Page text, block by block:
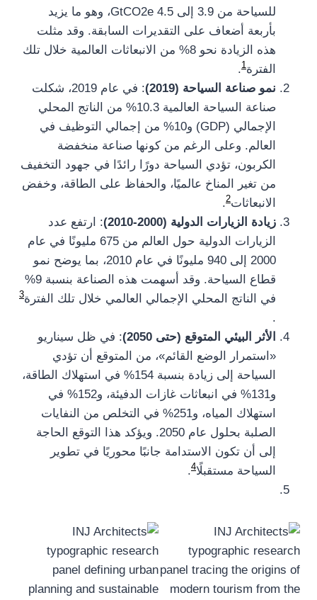
للسياحة من 3.9 إلى 4.5 GtCO2e، وهو ما يزيد
بأربعة أضعاف على التقديرات السابقة. وقد مثلت
هذه الزيادة نحو 8% من الانبعاثات العالمية خلال تلك
الفترة​1
​.
نمو صناعة السياحة (2019)
: في عام 2019، شكلت
صناعة السياحة العالمية 10.3% من الناتج المحلي
الإجمالي (GDP) و10% من إجمالي التوظيف في
العالم. وعلى الرغم من كونها صناعة منخفضة
الكربون، تؤدي السياحة دورًا رائدًا في جهود التخفيف
من تغير المناخ عالميًا، والحفاظ على الطاقة، وخفض
الانبعاثات​2
​.
زيادة الزيارات الدولية (2000-2010)
: ارتفع عدد
الزيارات الدولية حول العالم من 675 مليونًا في عام
2000 إلى 940 مليونًا في عام 2010، بما يوضح نمو
قطاع السياحة. وقد أسهمت هذه الصناعة بنسبة 9%
في الناتج المحلي الإجمالي العالمي خلال تلك الفترة​3
.
الأثر البيئي المتوقع (حتى 2050)
: في ظل سيناريو
«استمرار الوضع القائم»، من المتوقع أن تؤدي
السياحة إلى زيادة بنسبة 154% في استهلاك الطاقة،
و131% في انبعاثات غازات الدفيئة، و152% في
استهلاك المياه، و251% في التخلص من النفايات
الصلبة بحلول عام 2050. ويؤكد هذا التوقع الحاجة
إلى أن تكون الاستدامة جانبًا محوريًا في تطوير
السياحة مستقبلًا​4
​.